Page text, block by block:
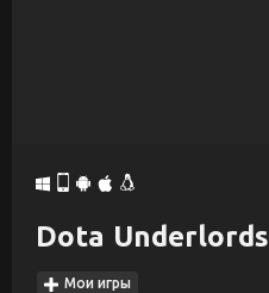
Dota Underlords
Мои игры